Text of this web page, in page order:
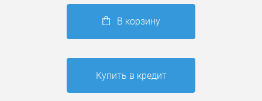
В корзину
Купить в кредит